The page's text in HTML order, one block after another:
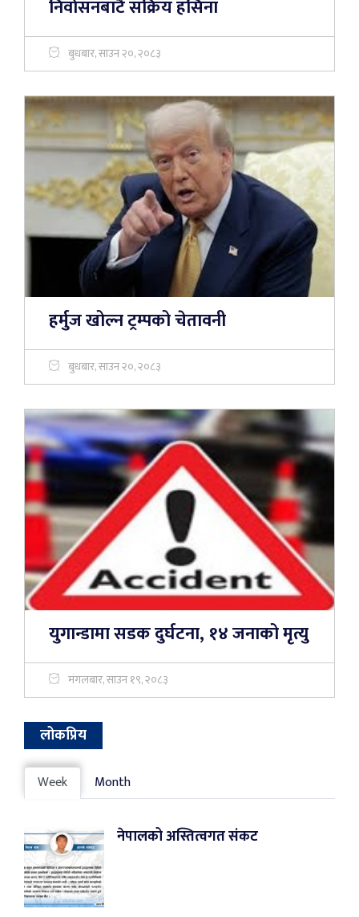
निर्वासनबाटै सक्रिय हसिना
बुधबार, साउन २०, २०८३
हर्मुज खोल्न ट्रम्पको चेतावनी
बुधबार, साउन २०, २०८३
युगान्डामा सडक दुर्घटना, १४ जनाको मृत्यु
मंगलबार, साउन १९, २०८३
लोकप्रिय
Week Month
नेपालको अस्तित्वगत संकट